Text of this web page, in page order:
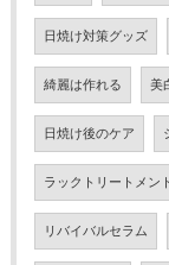
日焼け対策グッズ
綺麗は作れる 美
日焼け後のケア
ラックトリートメント
リバイバルセラム